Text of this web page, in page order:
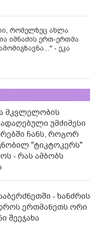
რომელზეც ახლა
იმნაძის ერთ-ერთმა
- ეკა
მკვლელობის
უმძიმესი
ჩანს, როგორ
"ტიკტოკერს"
- რას ამბობს
- ხანძრის
ერთმანეთს ორი
შეეჯახა